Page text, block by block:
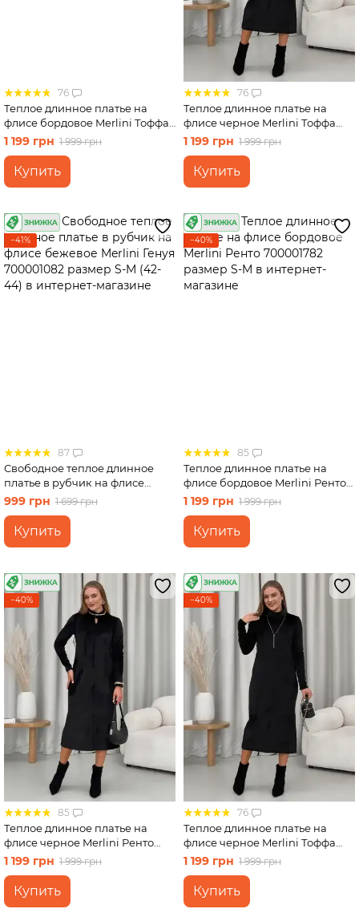
76
Теплое длинное платье на
флисе бордовое Merlini Тоффа
700001762 размер S-M
1 199 грн 1 999 грн
Купить
76
Теплое длинное платье на
флисе черное Merlini Тоффа
700001761 размер S-M
1 199 грн 1 999 грн
Купить
−41%
87
Свободное теплое длинное
платье в рубчик на флисе
бежевое Merlini Генуя
700001082 размер S-M (42-44)
999 грн 1 699 грн
Купить
−40%
85
Теплое длинное платье на
флисе бордовое Merlini Ренто
700001782 размер S-M
1 199 грн 1 999 грн
Купить
−40%
85
Теплое длинное платье на
флисе черное Merlini Ренто
700001781 размер S-M
1 199 грн 1 999 грн
Купить
−40%
76
Теплое длинное платье на
флисе черное Merlini Тоффа
700001761 размер L-XL
1 199 грн 1 999 грн
Купить